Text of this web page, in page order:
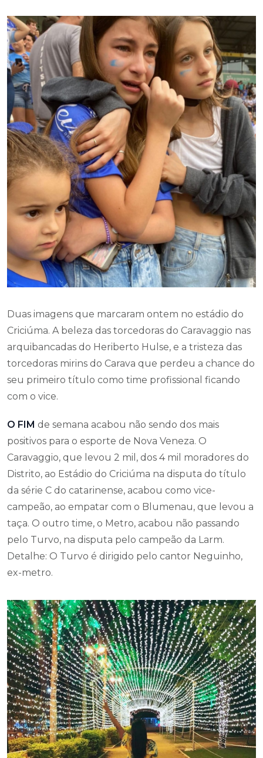
Duas imagens que marcaram ontem no estádio do
Criciúma. A beleza das torcedoras do Caravaggio nas
arquibancadas do Heriberto Hulse, e a tristeza das
torcedoras mirins do Carava que perdeu a chance do
seu primeiro título como time profissional ficando
com o vice.
O FIM de semana acabou não sendo dos mais
positivos para o esporte de Nova Veneza. O
Caravaggio, que levou 2 mil, dos 4 mil moradores do
Distrito, ao Estádio do Criciúma na disputa do título
da série C do catarinense, acabou como vice-
campeão, ao empatar com o Blumenau, que levou a
taça. O outro time, o Metro, acabou não passando
pelo Turvo, na disputa pelo campeão da Larm.
Detalhe: O Turvo é dirigido pelo cantor Neguinho,
ex-metro.